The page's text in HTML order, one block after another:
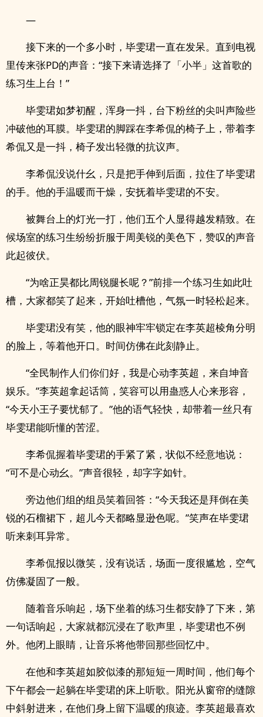
—
接下来的一个多小时，毕雯珺一直在发呆。直到电视
里传来张PD的声音：“接下来请选择了「小半」这首歌的
练习生上台！”
毕雯珺如梦初醒，浑身一抖，台下粉丝的尖叫声险些
冲破他的耳膜。毕雯珺的脚踩在李希侃的椅子上，带着李
希侃又是一抖，椅子发出轻微的抗议声。
李希侃没说什幺，只是把手伸到后面，拉住了毕雯珺
的手。他的手温暖而干燥，安抚着毕雯珺的不安。
被舞台上的灯光一打，他们五个人显得越发精致。在
候场室的练习生纷纷折服于周美锐的美色下，赞叹的声音
此起彼伏。
“为啥正昊都比周锐腿长呢？”前排一个练习生如此吐
槽，大家都笑了起来，开始吐槽他，气氛一时轻松起来。
毕雯珺没有笑，他的眼神牢牢锁定在李英超棱角分明
的脸上，等着他开口。时间仿佛在此刻静止。
“全民制作人们你们好，我是心动李英超，来自坤音
娱乐。”李英超拿起话筒，笑容可以用蛊惑人心来形容，
“今天小王子要忧郁了。”他的语气轻快，却带着一丝只有
毕雯珺能听懂的苦涩。
李希侃握着毕雯珺的手紧了紧，状似不经意地说：
“可不是心动幺。”声音很轻，却字字如针。
旁边他们组的组员笑着回答：“今天我还是拜倒在美
锐的石榴裙下，超儿今天都略显逊色呢。”笑声在毕雯珺
听来刺耳异常。
李希侃报以微笑，没有说话，场面一度很尴尬，空气
仿佛凝固了一般。
随着音乐响起，场下坐着的练习生都安静了下来，第
一句话响起，大家就都沉浸在了歌声里，毕雯珺也不例
外。他闭上眼睛，让音乐将他带回那些回忆中。
在他和李英超如胶似漆的那短短一周时间，他们每个
下午都会一起躺在毕雯珺的床上听歌。阳光从窗帘的缝隙
中斜射进来，在他们身上留下温暖的痕迹。李英超最喜欢